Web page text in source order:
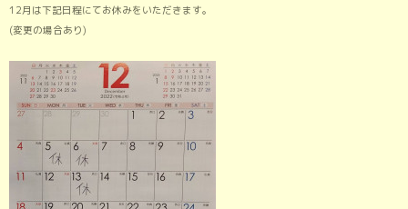
12月は下記日程にてお休みをいただきます。
(変更の場合あり)